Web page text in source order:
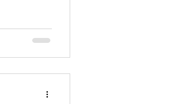
の火曜にテ
！！ さて本
仕方説明
は意外と